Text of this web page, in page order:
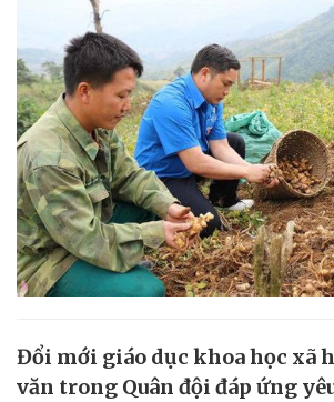
Đổi mới giáo dục khoa học xã
văn trong Quân đội đáp ứng